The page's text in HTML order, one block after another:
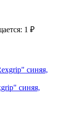
1 ₽
синяя,